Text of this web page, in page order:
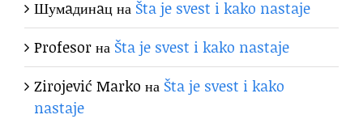
Шумaдинaцна Šta je svest i kako nastaje
Profesorна Šta je svest i kako nastaje
Zirojević Marko на Šta je svest i kako
nastaje